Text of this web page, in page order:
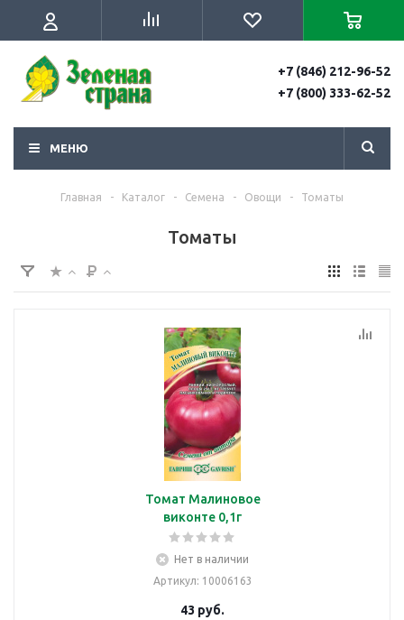
+7 (846) 212-96-52
+7 (800) 333-62-52
МЕНЮ
Главная - Каталог - Семена - Овощи - Томаты
Томаты
Томат Малиновое
виконте 0,1г
Нет в наличии
Артикул: 10006163
43 руб.